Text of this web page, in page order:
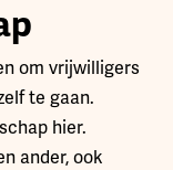
om vrijwilligers
te gaan.
hier.
ander, ook